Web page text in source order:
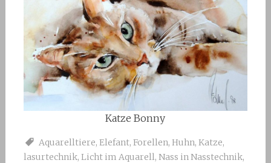
Katze Bonny
Aquarelltiere, Elefant, Forellen, Huhn, Katze,
lasurtechnik, Licht im Aquarell, Nass in Nasstechnik,